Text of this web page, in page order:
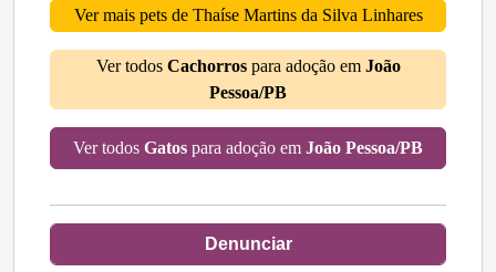
Ver mais pets de Thaíse Martins da Silva Linhares
Ver todos Cachorrospara adoção em João
Pessoa/PB
Ver todos Gatos para adoção em João Pessoa/PB
Denunciar